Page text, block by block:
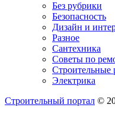
Без рубрики
Безопасность
Дизайн и
Разное
Сантехника
Советы по
Строительные
Электрика
Строительный портал ©